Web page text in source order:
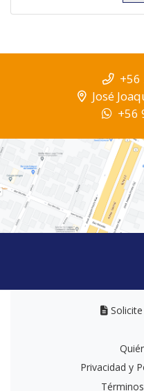
+56
José
+56
Solicite
Solicite
Privacidad y